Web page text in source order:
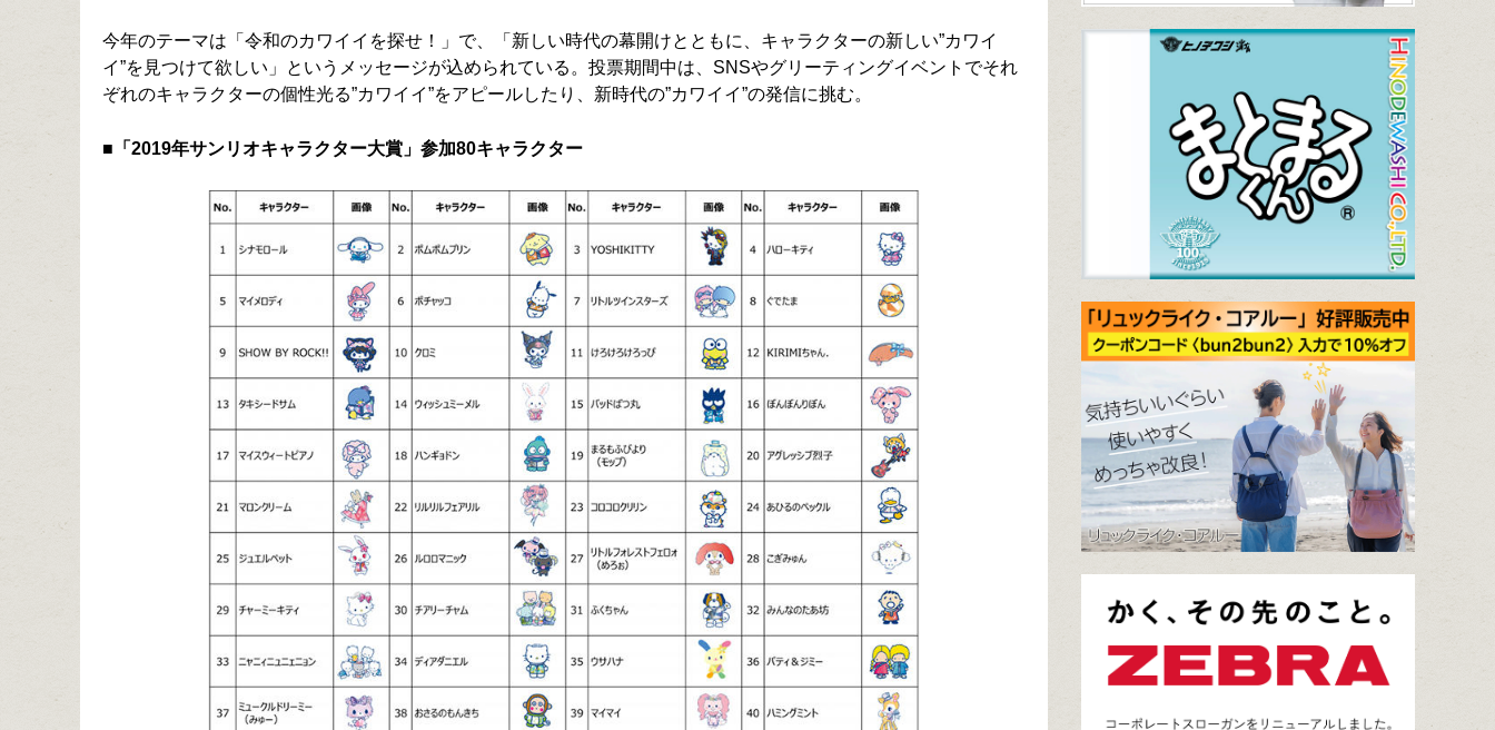
今年のテーマは「令和のカワイイを探せ！」で、「新しい時代の幕開けとともに、キャラクターの新しい”カワイ
イ”を見つけて欲しい」というメッセージが込められている。投票期間中は、SNSやグリーティングイベントでそれ
ぞれのキャラクターの個性光る”カワイイ”をアピールしたり、新時代の”カワイイ”の発信に挑む。
■「2019年サンリオキャラクター大賞」参加80キャラクター